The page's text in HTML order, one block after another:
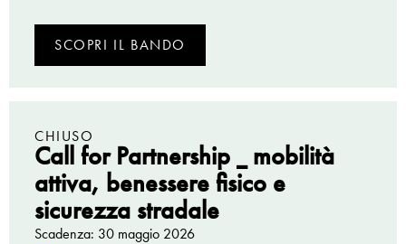
SCOPRI IL BANDO
CHIUSO
Call for Partnership _ mobilità
attiva, benessere fisico e
sicurezza stradale
Scadenza: 30 maggio 2026